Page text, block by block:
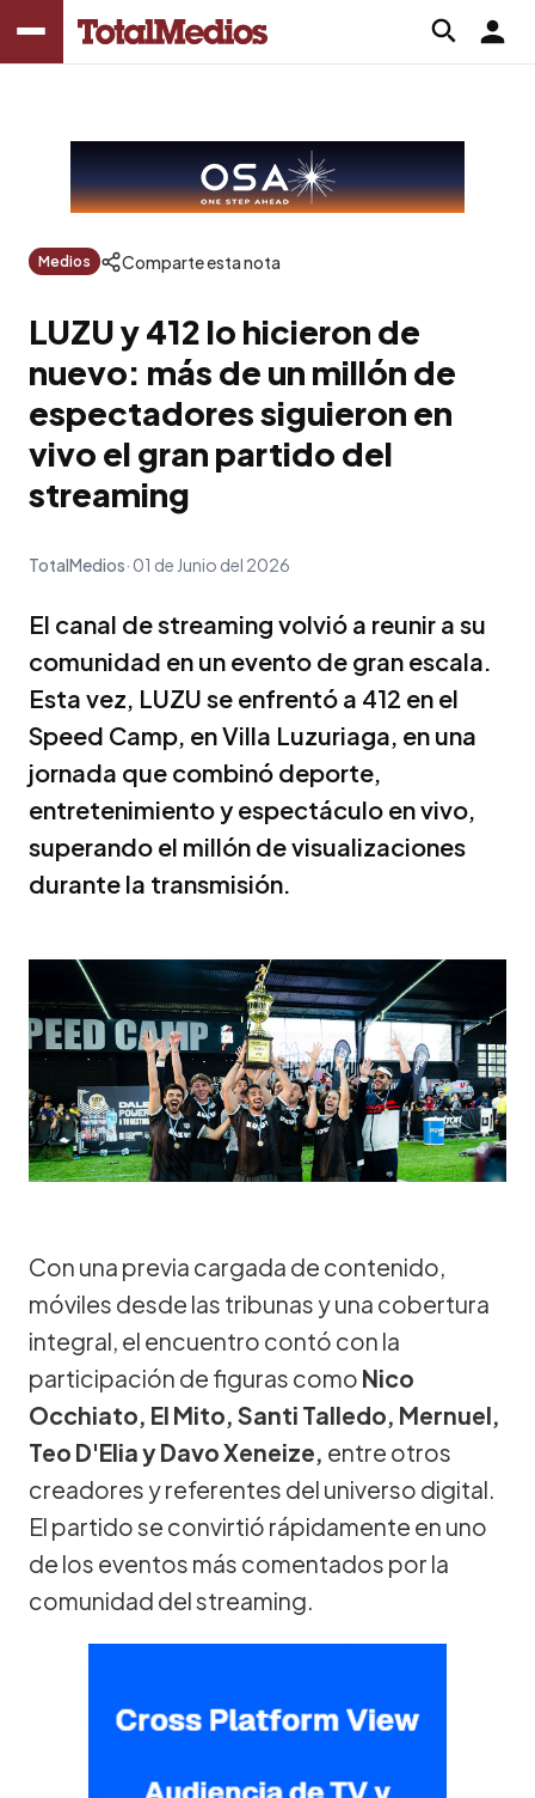
Medios Comparte esta nota
LUZU y 412 lo hicieron de
nuevo: más de un millón de
espectadores siguieron en
vivo el gran partido del
streaming
TotalMedios 01 de Junio del 2026
El canal de streaming volvió a reunir a su
comunidad en un evento de gran escala.
Esta vez, LUZU se enfrentó a 412 en el
Speed Camp, en Villa Luzuriaga, en una
jornada que combinó deporte,
entretenimiento y espectáculo en vivo,
superando el millón de visualizaciones
durante la transmisión.
Con una previa cargada de contenido,
móviles desde las tribunas y una cobertura
integral, el encuentro contó con la
participación de figuras como Nico
Occhiato, El Mito, Santi Talledo, Mernuel,
Teo D'Elia y Davo Xeneize, entre otros
creadores y referentes del universo digital.
El partido se convirtió rápidamente en uno
de los eventos más comentados por la
comunidad del streaming.